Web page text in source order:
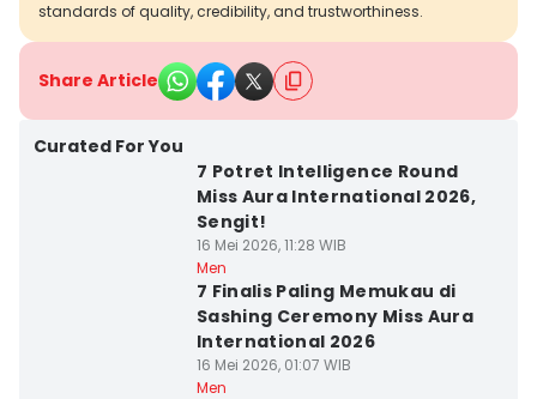
standards of quality, credibility, and trustworthiness.
Share Article
Curated For You
7 Potret Intelligence Round
Miss Aura International 2026,
Sengit!
16 Mei 2026, 11:28 WIB
Men
7 Finalis Paling Memukau di
Sashing Ceremony Miss Aura
International 2026
16 Mei 2026, 01:07 WIB
Men